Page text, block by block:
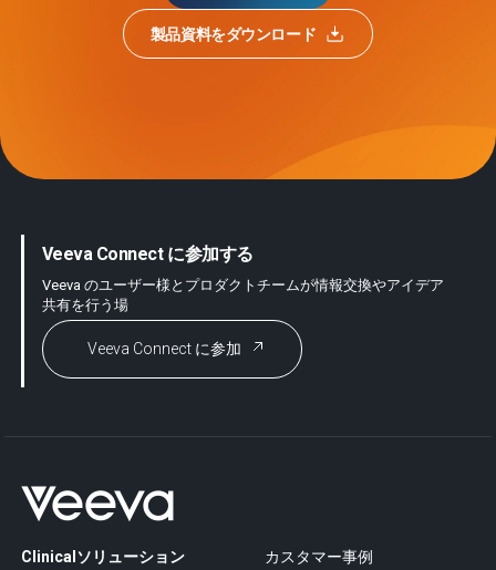
製品資料をダウンロード
Veeva Connect に参加する
Veeva のユーザー様とプロダクトチームが情報交換やアイデア
共有を行う場
Veeva Connect に参加
Clinicalソリューション
カスタマー事例